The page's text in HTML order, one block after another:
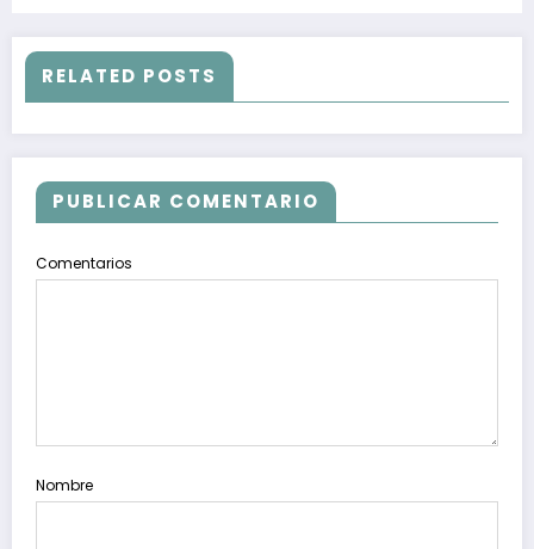
RELATED POSTS
PUBLICAR COMENTARIO
Comentarios
Nombre